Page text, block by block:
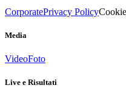
CorporatePrivacy Policy
Media
VideoFoto
Live e Risultati